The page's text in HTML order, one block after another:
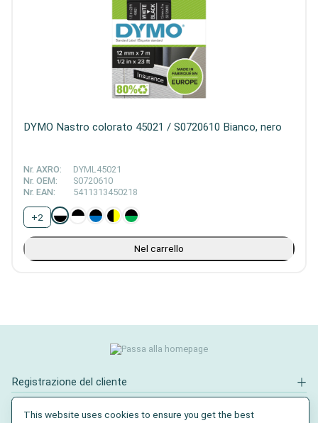
DYMO Nastro colorato 45021 / S0720610 Bianco, nero
Nr. AXRO:
DYML45021
Nr. OEM:
S0720610
Nr. EAN:
5411313450218
+2
Nel carrello
Registrazione del cliente
Contatto
This website uses cookies to ensure you get the best